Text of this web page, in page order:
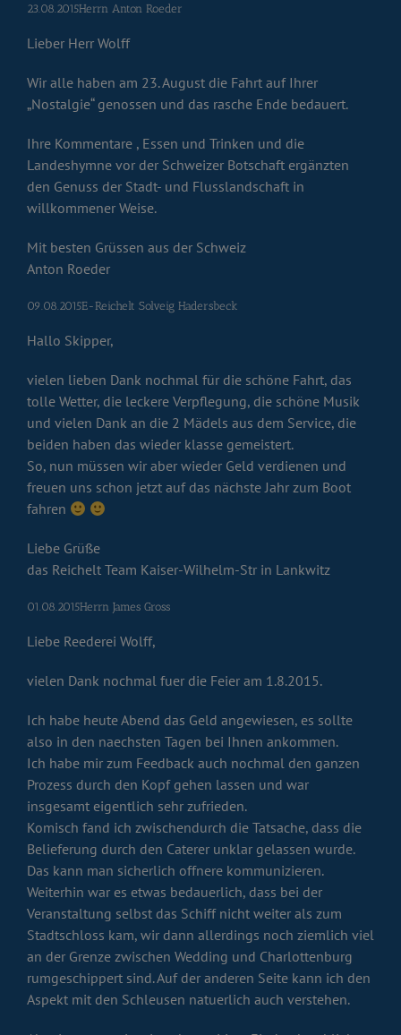
23.08.2015Herrn Anton Roeder
Lieber Herr Wolff
Wir alle haben am 23. August die Fahrt auf Ihrer
„Nostalgie“ genossen und das rasche Ende bedauert.
Ihre Kommentare , Essen und Trinken und die
Landeshymne vor der Schweizer Botschaft ergänzten
den Genuss der Stadt- und Flusslandschaft in
willkommener Weise.
Mit besten Grüssen aus der Schweiz
Anton Roeder
09.08.2015E-Reichelt Solveig Hadersbeck
Hallo Skipper,
vielen lieben Dank nochmal für die schöne Fahrt, das
tolle Wetter, die leckere Verpflegung, die schöne Musik
und vielen Dank an die 2 Mädels aus dem Service, die
beiden haben das wieder klasse gemeistert.
So, nun müssen wir aber wieder Geld verdienen und
freuen uns schon jetzt auf das nächste Jahr zum Boot
fahren
Liebe Grüße
das Reichelt Team Kaiser-Wilhelm-Str in Lankwitz
01.08.2015Herrn James Gross
Liebe Reederei Wolff,
vielen Dank nochmal fuer die Feier am 1.8.2015.
Ich habe heute Abend das Geld angewiesen, es sollte
also in den naechsten Tagen bei Ihnen ankommen.
Ich habe mir zum Feedback auch nochmal den ganzen
Prozess durch den Kopf gehen lassen und war
insgesamt eigentlich sehr zufrieden.
Komisch fand ich zwischendurch die Tatsache, dass die
Belieferung durch den Caterer unklar gelassen wurde.
Das kann man sicherlich offnere kommunizieren.
Weiterhin war es etwas bedauerlich, dass bei der
Veranstaltung selbst das Schiff nicht weiter als zum
Stadtschloss kam, wir dann allerdings noch ziemlich viel
an der Grenze zwischen Wedding und Charlottenburg
rumgeschippert sind. Auf der anderen Seite kann ich den
Aspekt mit den Schleusen natuerlich auch verstehen.